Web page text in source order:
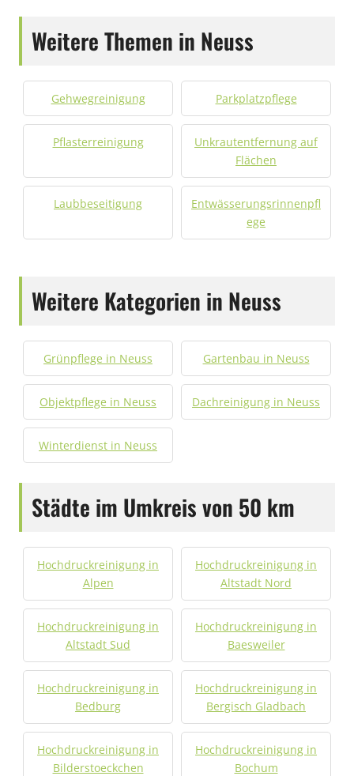
Weitere Themen in Neuss
Gehwegreinigung Parkplatzpflege
Pflasterreinigung
Unkrautentfernung auf
Flächen
Laubbeseitigung
Entwässerungsrinnenpfl
ege
Weitere Kategorien in Neuss
Grünpflege in Neuss Gartenbau in Neuss
Objektpflege in Neuss Dachreinigung in Neuss
Winterdienst in Neuss
Städte im Umkreis von 50 km
Hochdruckreinigung in
Alpen
Hochdruckreinigung in
Altstadt Nord
Hochdruckreinigung in
Altstadt Sud
Hochdruckreinigung in
Baesweiler
Hochdruckreinigung in
Bedburg
Hochdruckreinigung in
Bergisch Gladbach
Hochdruckreinigung in
Bilderstoeckchen
Hochdruckreinigung in
Bochum